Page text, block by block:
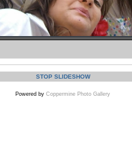
STOP SLIDESHOW
Powered by Coppermine Photo Gallery